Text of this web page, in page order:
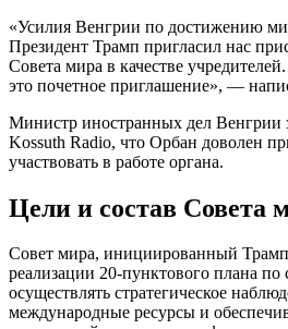
«Усилия Венгрии по достижению
Президент Трамп пригласил нас
Совета мира в качестве
это почетное приглашение», —
Министр иностранных дел Венгрии
Kossuth Radio, что Орбан доволен
участвовать в работе органа.
Цели и состав Совета
Совет мира, инициированный
реализации 20-пунктового плана по
осуществлять стратегическое
международные ресурсы и